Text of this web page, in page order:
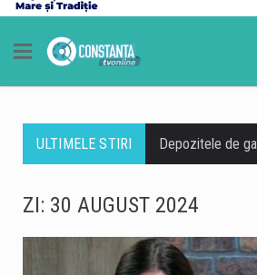
ULTIMELE STIRI
ZI: 30 AUGUST 2024